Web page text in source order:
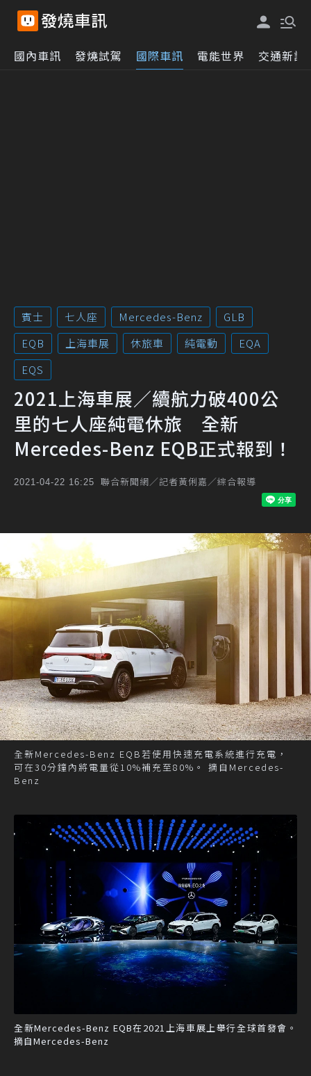
國內車訊 發燒試駕 國際車訊 電能世界 交通新訊
賓士 七人座 Mercedes-Benz
GLB
EQB
上海車展 休旅車 純電動
EQA
EQS
2021上海車展／續航力破400公
里的七人座純電休旅 全新
Mercedes-Benz EQB正式報到！
2021-04-22 16:25 聯合新聞網／記者黃俐嘉／綜合報導
全新Mercedes-Benz EQB若使用快速充電系統進行充電，
可在30分鐘內將電量從10%補充至80%。 摘自Mercedes-
Benz
全新Mercedes-Benz EQB在2021上海車展上舉行全球首發會。
摘自Mercedes-Benz